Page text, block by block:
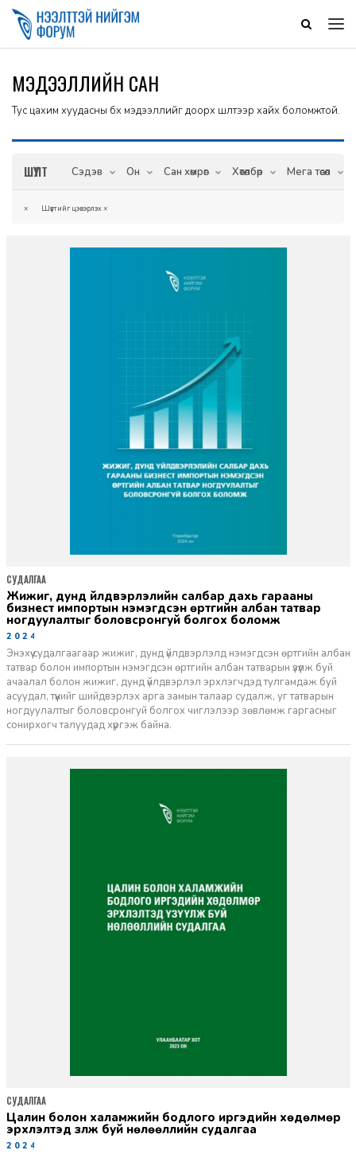
МЭДЭЭЛЛИЙН САН
Тус цахим хуудасны бүх мэдээллийг доорх шүүлтээр хайх боломжтой.
ШҮҮЛТ Сэдэв Он Сан хөмрөг Хөтөлбөр Мега төсөл
× Шүүлтийг цэвэрлэх×
Жижиг, дунд үйлдвэрлэлийн салбар дахь гарааны
бизнест импортын нэмэгдсэн өртгийн албан татвар
ногдуулалтыг боловсронгуй болгох боломж
2024-03-28
Энэхүү судалгаагаар жижиг, дунд үйлдвэрлэлд нэмэгдсэн өртгийн албан
татвар болон импортын нэмэгдсэн өртгийн албан татварын үзүүлж буй
ачаалал болон жижиг, дунд үйлдвэрлэл эрхлэгчдэд тулгамдаж буй
асуудал, түүнийг шийдвэрлэх арга замын талаар судалж, уг татварын
ногдуулалтыг боловсронгуй болгох чиглэлээр зөвлөмж гаргасныг
сонирхогч талуудад хүргэж байна.
СУДАЛГАА
Цалин болон халамжийн бодлого иргэдийн хөдөлмөр
эрхлэлтэд үзүүлж буй нөлөөллийн судалгаа
2024-02-28
СУДАЛГАА